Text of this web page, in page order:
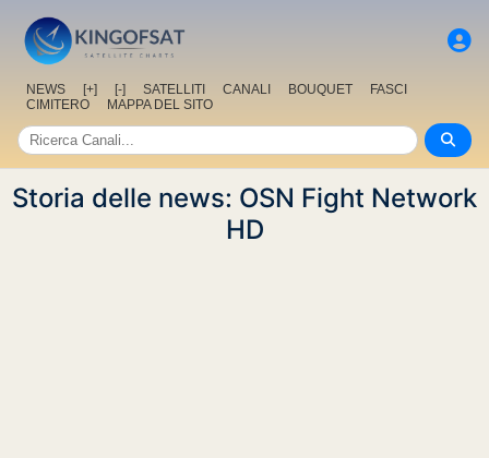
NEWS [+] [-] SATELLITI CANALI BOUQUET
FASCI
CIMITERO
MAPPA DEL SITO
Storia delle news: OSN Fight Network
HD